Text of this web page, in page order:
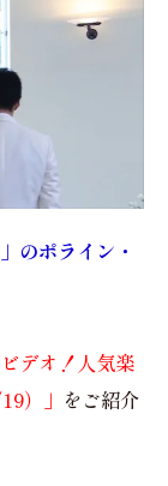
のポライン・
デオ！人気楽
）」 をご紹介